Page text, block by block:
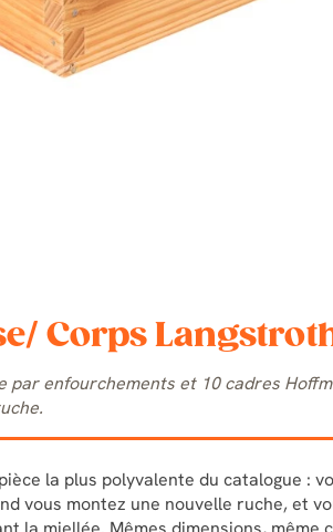
Corps
par enfourchements et 10 cadres
la plus polyvalente du catalogue :
vous montez une nouvelle ruche, et